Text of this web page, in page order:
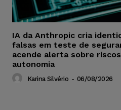
IA da Anthropic cria
falsas em teste de
acende alerta sobre
autonomia
Karina Silvério - 06/08/2026